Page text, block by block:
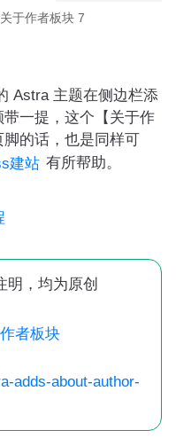
于作者板块 7
主题在侧边栏添
一提，这个【关于作
的话，也是同样可
建站 有所帮助。
明，均为原创
者板块
adds-about-author-